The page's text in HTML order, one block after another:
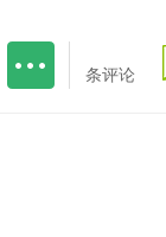
条评论